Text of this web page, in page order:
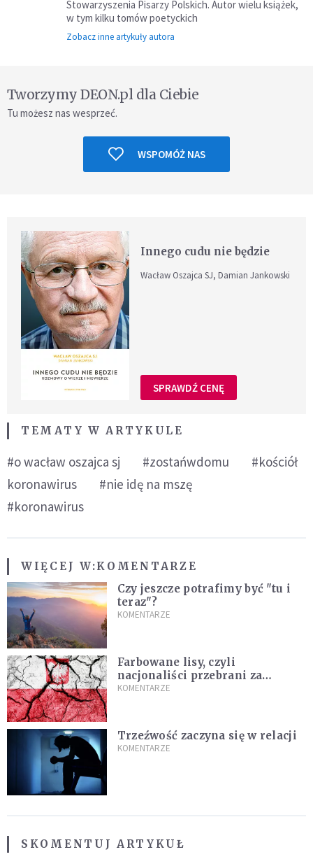
Stowarzyszenia Pisarzy Polskich. Autor wielu książek,
w tym kilku tomów poetyckich
Zobacz inne artykuły autora
Tworzymy DEON.pl dla Ciebie
Tu możesz nas wesprzeć.
WSPOMÓŻ NAS
Innego cudu nie będzie
Wacław Oszajca SJ, Damian Jankowski
SPRAWDŹ CENĘ
TEMATY W ARTYKULE
#o wacław oszajca sj #zostańwdomu
#kościół
koronawirus
#nie idę na mszę
#koronawirus
WIĘCEJ W:KOMENTARZE
Czy jeszcze potrafimy być "tu i
teraz"?
KOMENTARZE
Farbowane lisy, czyli
nacjonaliści przebrani za
chrześcijan
KOMENTARZE
Trzeźwość zaczyna się w relacji
KOMENTARZE
SKOMENTUJ ARTYKUŁ